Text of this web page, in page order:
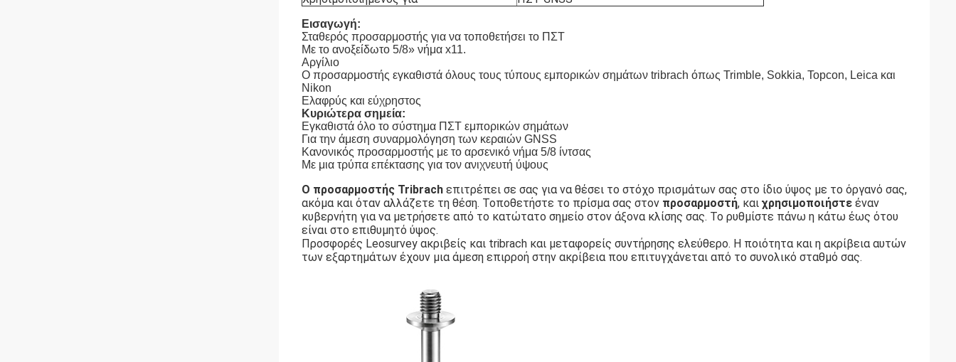
Εισαγωγή:
Σταθερός προσαρμοστής για να τοποθετήσει το ΠΣΤ
Με το ανοξείδωτο 5/8» νήμα x11.
Αργίλιο
Ο προσαρμοστής εγκαθιστά όλους τους τύπους εμπορικών σημάτων tribrach όπως Trimble, Sokkia, Topcon, Leica και
Nikon
Ελαφρύς και εύχρηστος
Κυριώτερα σημεία:
Εγκαθιστά όλο το σύστημα ΠΣΤ εμπορικών σημάτων
Για την άμεση συναρμολόγηση των κεραιών GNSS
Κανονικός προσαρμοστής με το αρσενικό νήμα 5/8 ίντσας
Με μια τρύπα επέκτασης για τον ανιχνευτή ύψους
Ο προσαρμοστής Tribrach επιτρέπει σε σας για να θέσει το στόχο πρισμάτων σας στο ίδιο ύψος με το όργανό σας,
ακόμα και όταν αλλάζετε τη θέση. Τοποθετήστε το πρίσμα σας στον προσαρμοστή, και χρησιμοποιήστε έναν
κυβερνήτη για να μετρήσετε από το κατώτατο σημείο στον άξονα κλίσης σας. Το ρυθμίστε πάνω η κάτω έως ότου
είναι στο επιθυμητό ύψος.
Προσφορές Leosurvey ακριβείς και tribrach και μεταφορείς συντήρησης ελεύθερο. Η ποιότητα και η ακρίβεια αυτών
των εξαρτημάτων έχουν μια άμεση επιρροή στην ακρίβεια που επιτυγχάνεται από το συνολικό σταθμό σας.